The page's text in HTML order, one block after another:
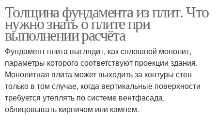
Толщина фундамента из плит. Что
нужно знать о плите при
выполнении расчёта
Фундамент плита выглядит, как сплошной монолит,
параметры которого соответствуют проекции здания.
Монолитная плита может выходить за контуры стен
только в том случае, когда вертикальные поверхности
требуется утеплять по системе вентфасада,
облицовывать кирпичом или камнем.